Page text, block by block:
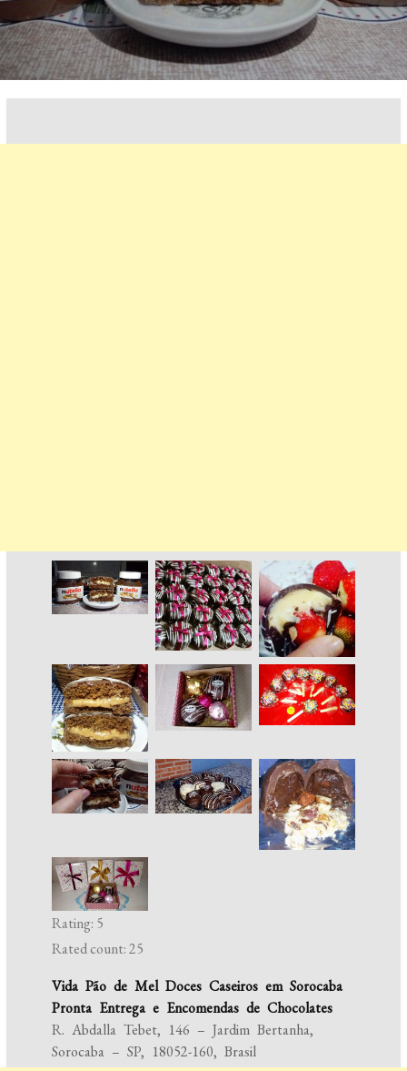
Rating: 5
Rated count: 25
Vida Pão de Mel Doces Caseiros em Sorocaba
Pronta Entrega e Encomendas de Chocolates
R. Abdalla Tebet, 146 – Jardim Bertanha,
Sorocaba – SP, 18052-160, Brasil